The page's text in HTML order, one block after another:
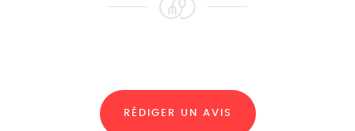
RÉDIGER UN AVIS